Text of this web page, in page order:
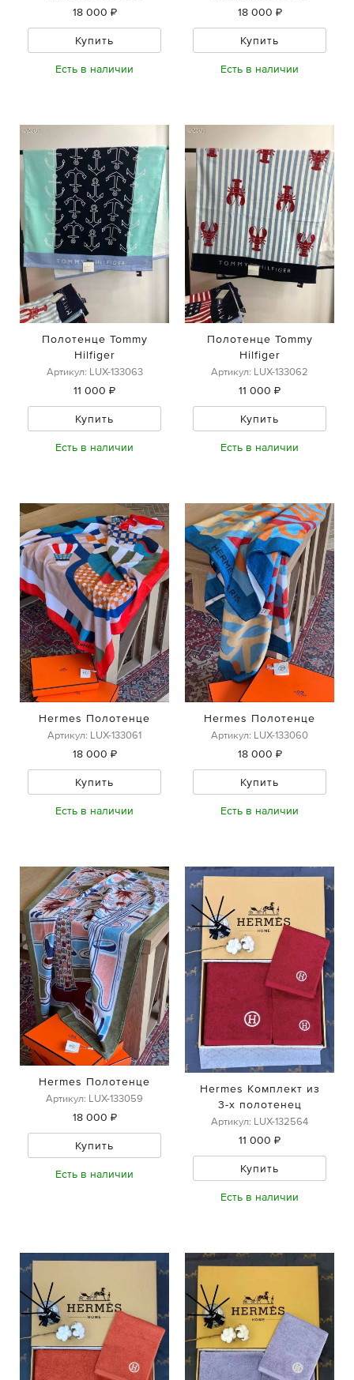
18 000 ₽
Купить
Есть в наличии
18 000 ₽
Купить
Есть в наличии
Полотенце Tommy
Hilfiger
Артикул: LUX-133063
11 000 ₽
Купить
Есть в наличии
Полотенце Tommy
Hilfiger
Артикул: LUX-133062
11 000 ₽
Купить
Есть в наличии
Hermes Полотенце
Артикул: LUX-133061
18 000 ₽
Купить
Есть в наличии
Hermes Полотенце
Артикул: LUX-133060
18 000 ₽
Купить
Есть в наличии
Hermes Полотенце
Артикул: LUX-133059
18 000 ₽
Купить
Есть в наличии
Hermes Комплект из
3-х полотенец
Артикул: LUX-132564
11 000 ₽
Купить
Есть в наличии